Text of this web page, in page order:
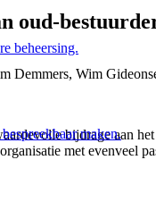
beheersing.
maken.
oud-
Demmers, Wim
bijdrage aan
met evenveel